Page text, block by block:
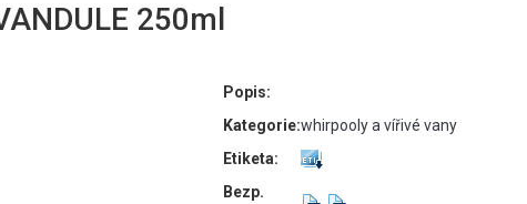
250ml
Popis:
Kategorie:whirpooly a vířivé vany
Etiketa:
Bezp.